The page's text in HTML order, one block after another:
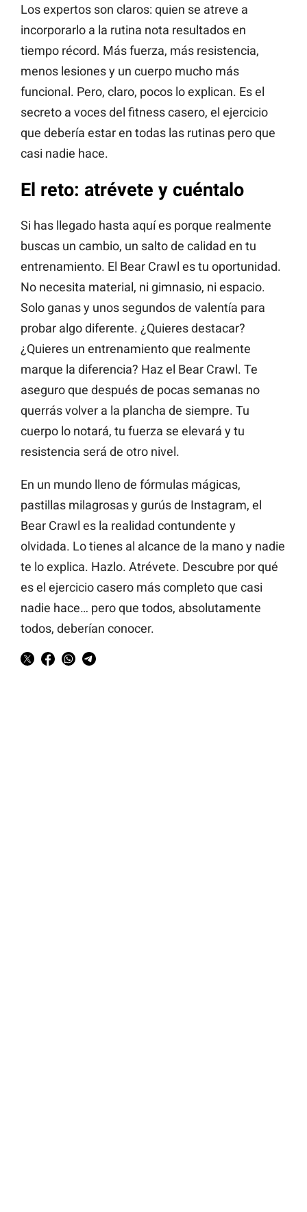
Los expertos son claros: quien se atreve a
incorporarlo a la rutina nota resultados en
tiempo récord. Más fuerza, más resistencia,
menos lesiones y un cuerpo mucho más
funcional. Pero, claro, pocos lo explican. Es el
secreto a voces del fitness casero, el ejercicio
que debería estar en todas las rutinas pero que
casi nadie hace.
El reto: atrévete y cuéntalo
Si has llegado hasta aquí es porque realmente
buscas un cambio, un salto de calidad en tu
entrenamiento. El Bear Crawl es tu oportunidad.
No necesita material, ni gimnasio, ni espacio.
Solo ganas y unos segundos de valentía para
probar algo diferente. ¿Quieres destacar?
¿Quieres un entrenamiento que realmente
marque la diferencia? Haz el Bear Crawl. Te
aseguro que después de pocas semanas no
querrás volver a la plancha de siempre. Tu
cuerpo lo notará, tu fuerza se elevará y tu
resistencia será de otro nivel.
En un mundo lleno de fórmulas mágicas,
pastillas milagrosas y gurús de Instagram, el
Bear Crawl es la realidad contundente y
olvidada. Lo tienes al alcance de la mano y nadie
te lo explica. Hazlo. Atrévete. Descubre por qué
es el ejercicio casero más completo que casi
nadie hace… pero que todos, absolutamente
todos, deberían conocer.